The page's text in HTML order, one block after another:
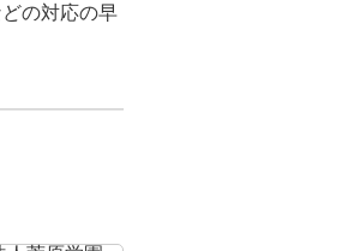
の対応の早